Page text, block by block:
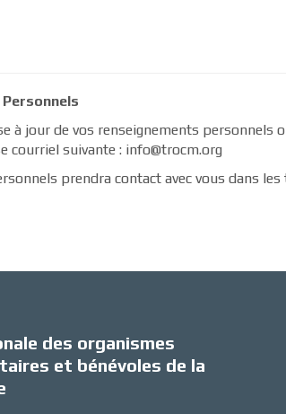
jour de vos renseignements personnels
courriel suivante : info@trocm.org
prendra contact avec vous dans
des organismes
et bénévoles de la